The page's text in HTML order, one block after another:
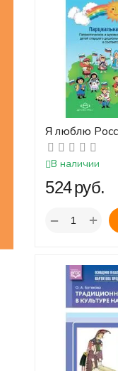
Я люблю
Парциальная
для детей
дошкольного
до 7...
В наличии
‍524‍руб.
+
−